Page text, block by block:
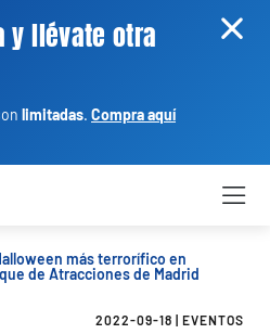
y llévate otra
limitadas. Compra aquí
más terrorífico en
de Atracciones de Madrid
2022-09-18 EVENTOS